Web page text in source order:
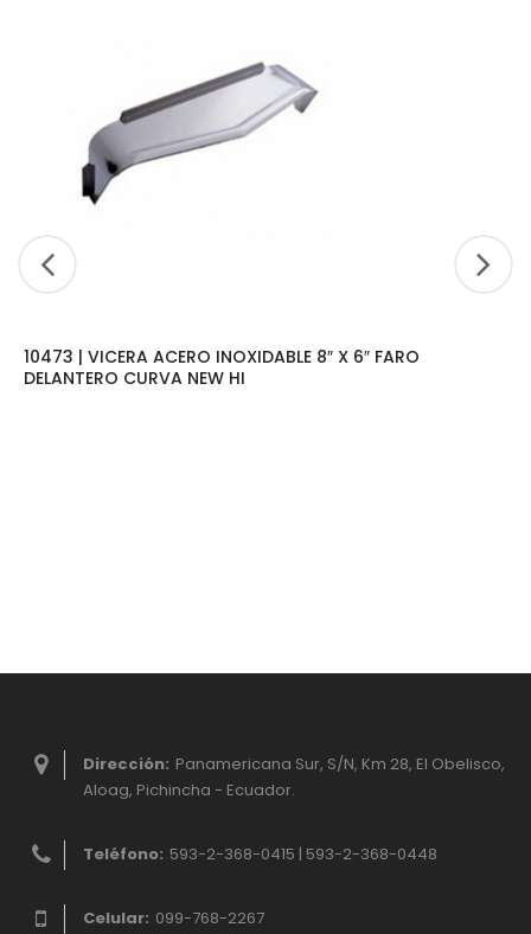
10473 | VICERA ACERO INOXIDABLE 8″ X 6″ FARO
DELANTERO CURVA NEW HI
Dirección: Panamericana Sur, S/N, Km 28, El Obelisco,
Aloag, Pichincha - Ecuador.
Teléfono: 593-2-368-0415 | 593-2-368-0448
Celular: 099-768-2267